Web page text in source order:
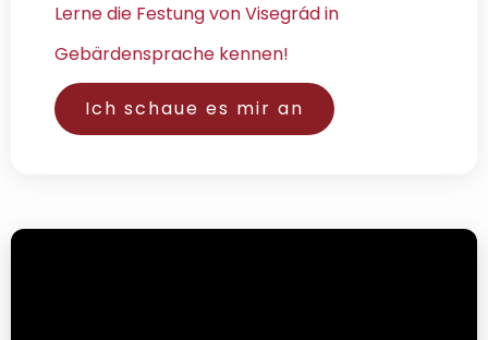
Lerne die Festung von Visegrád in
Gebärdensprache kennen!
Ich schaue es mir an